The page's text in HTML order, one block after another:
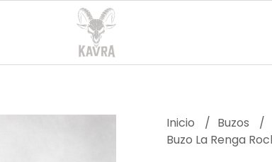
Inicio Buzos
Buzo La Renga